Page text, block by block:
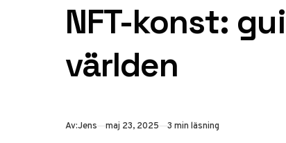
NFT-konst:
världen
Av:Jens Publicerad
maj 23, 2025 3 min läsning